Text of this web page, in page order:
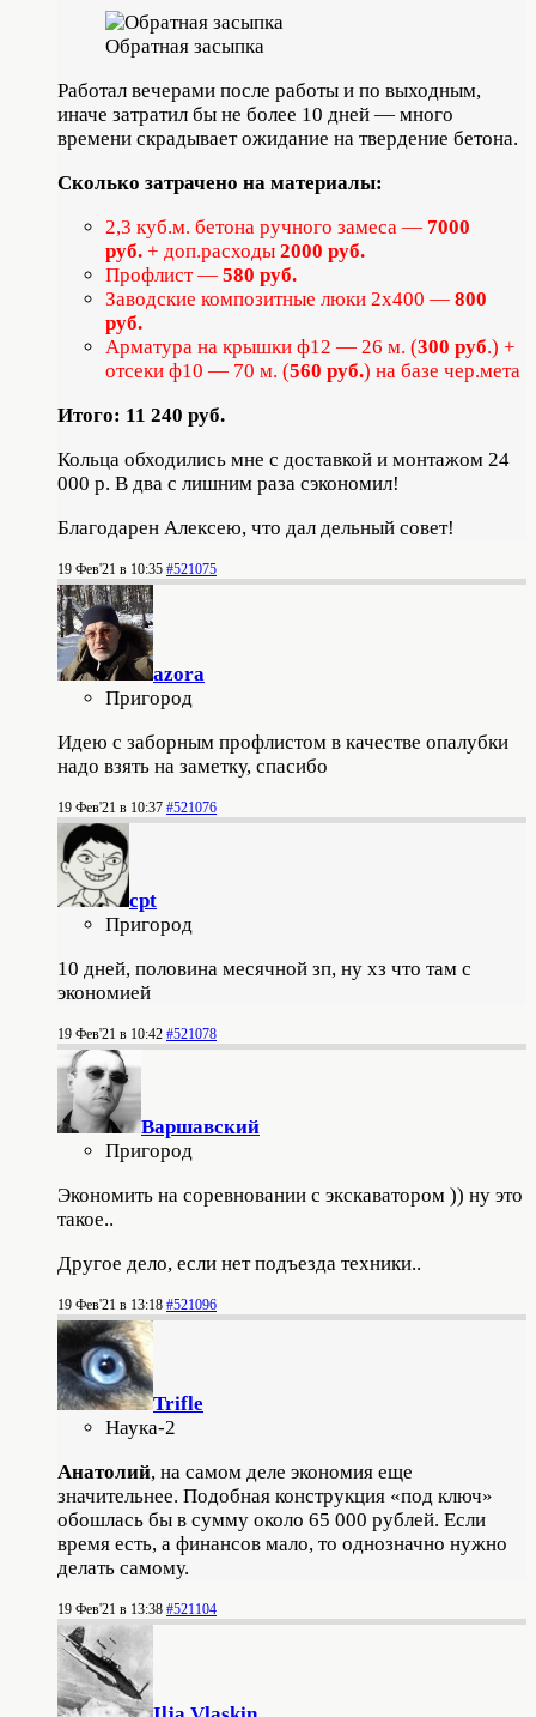
Обратная засыпка
Работал вечерами после работы и по выходным,
иначе затратил бы не более 10 дней — много
времени скрадывает ожидание на твердение бетона.
Сколько затрачено на материалы:
2,3 куб.м. бетона ручного замеса — 7000
руб. + доп.расходы 2000 руб.
Профлист — 580 руб.
Заводские композитные люки 2х400 — 800
руб.
Арматура на крышки ф12 — 26 м. (300 руб.) +
отсеки ф10 — 70 м. (560 руб.) на базе чер.мета
Итого: 11 240 руб.
Кольца обходились мне с доставкой и монтажом 24
000 р. В два с лишним раза сэкономил!
Благодарен Алексею, что дал дельный совет!
19 Фев'21 в 10:35 #521075
azora
Пригород
Идею с заборным профлистом в качестве опалубки
надо взять на заметку, спасибо
19 Фев'21 в 10:37 #521076
cpt
Пригород
10 дней, половина месячной зп, ну хз что там с
экономией
19 Фев'21 в 10:42 #521078
Варшавский
Пригород
Экономить на соревновании с экскаватором )) ну это
такое..
Другое дело, если нет подъезда техники..
19 Фев'21 в 13:18 #521096
Trifle
Наука-2
Анатолий, на самом деле экономия еще
значительнее. Подобная конструкция «под ключ»
обошлась бы в сумму около 65 000 рублей. Если
время есть, а финансов мало, то однозначно нужно
делать самому.
19 Фев'21 в 13:38 #521104